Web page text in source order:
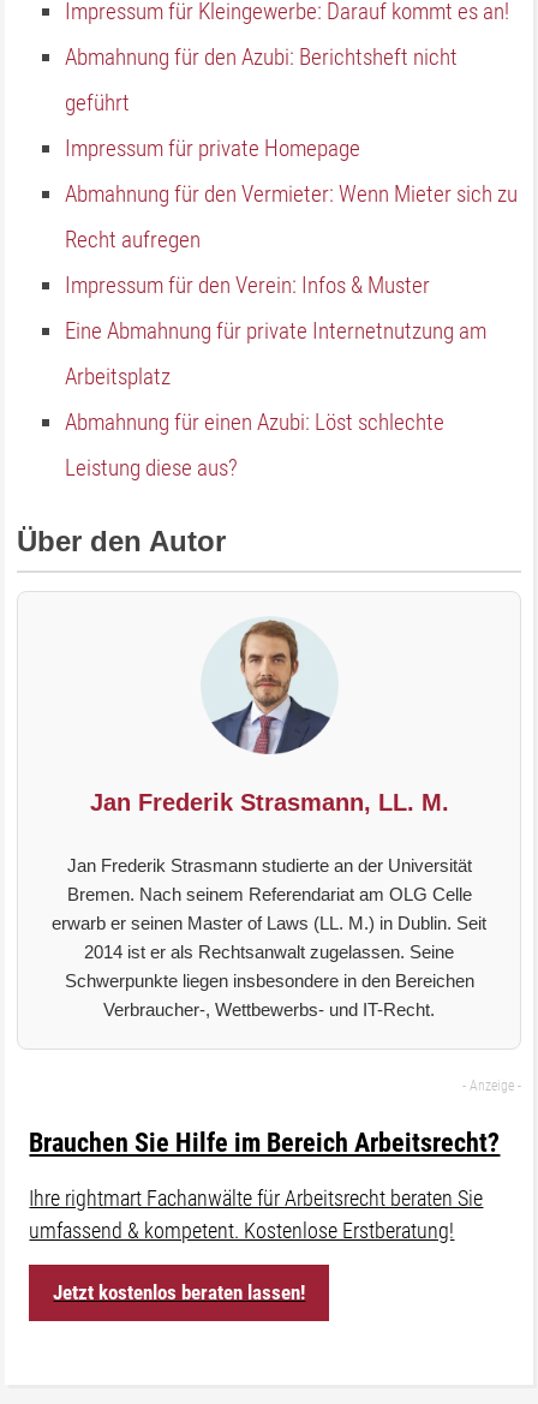
Impressum für Kleingewerbe: Darauf kommt es an!
Abmahnung für den Azubi: Berichtsheft nicht
geführt
Impressum für private Homepage
Abmahnung für den Vermieter: Wenn Mieter sich zu
Recht aufregen
Impressum für den Verein: Infos & Muster
Eine Abmahnung für private Internetnutzung am
Arbeitsplatz
Abmahnung für einen Azubi: Löst schlechte
Leistung diese aus?
Über den Autor
Jan Frederik Strasmann, LL. M.
Jan Frederik Strasmann studierte an der Universität
Bremen. Nach seinem Referendariat am OLG Celle
erwarb er seinen Master of Laws (LL. M.) in Dublin. Seit
2014 ist er als Rechtsanwalt zugelassen. Seine
Schwerpunkte liegen insbesondere in den Bereichen
Verbraucher-, Wettbewerbs- und IT-Recht.
Brauchen Sie Hilfe im Bereich Arbeitsrecht?
Ihre rightmart Fachanwälte für Arbeitsrecht beraten Sie
umfassend & kompetent. Kostenlose Erstberatung!
Jetzt kostenlos beraten lassen!